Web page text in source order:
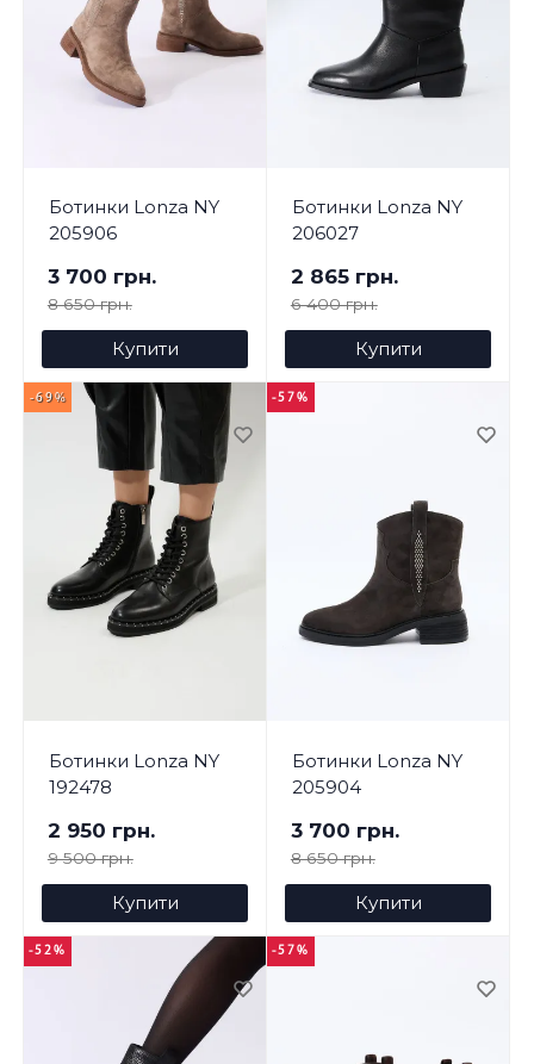
Ботинки Lonza NY
205906
3 700 грн.
8 650 грн.
Купити
Ботинки Lonza NY
206027
2 865 грн.
6 400 грн.
Купити
-69%
Ботинки Lonza NY
192478
2 950 грн.
9 500 грн.
Купити
-57%
Ботинки Lonza NY
205904
3 700 грн.
8 650 грн.
Купити
-52% -57%